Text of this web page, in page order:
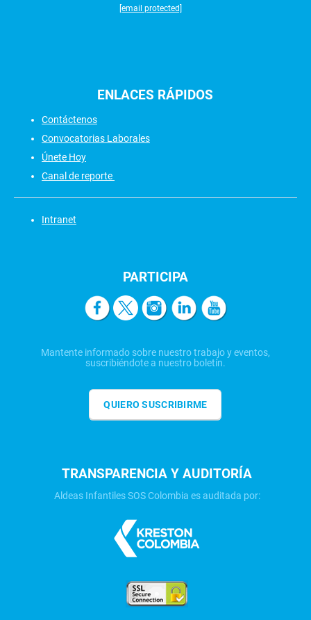
[email protected]
ENLACES RÁPIDOS
Contáctenos
Convocatorias Laborales
Únete Hoy
Canal de reporte
Intranet
PARTICIPA
Mantente informado sobre nuestro trabajo y eventos,
suscribiéndote a nuestro boletín.
QUIERO SUSCRIBIRME
TRANSPARENCIA Y AUDITORÍA
Aldeas Infantiles SOS Colombia es auditada por: